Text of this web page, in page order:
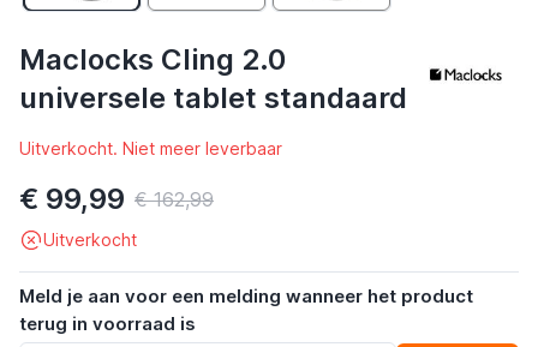
Maclocks Cling 2.0
universele tablet standaard
Uitverkocht. Niet meer leverbaar
€ 99,99 € 162,99
Uitverkocht
Meld je aan voor een melding wanneer het product
terug in voorraad is